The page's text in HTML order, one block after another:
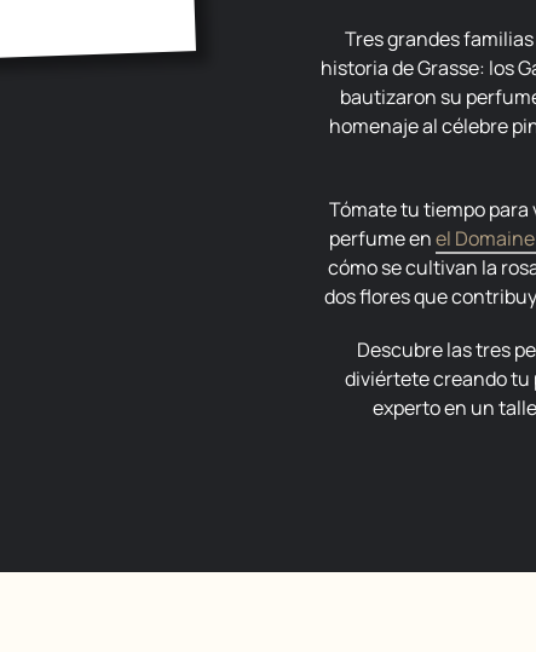
Tres grandes familias de perfumistas marcan aún hoy la
historia de Grasse: los
bautizaron su
homenaje al célebre
Tómate tu tiempo para ver cómo se producen las plantas de
perfume enel
cómo se cultivan la
dos flores que
Descubre las tres perfumerías históricas y, si quieres,
diviértete creando tu
experto en un